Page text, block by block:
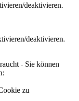
deaktivieren.
deaktivieren.
- Sie können
zu